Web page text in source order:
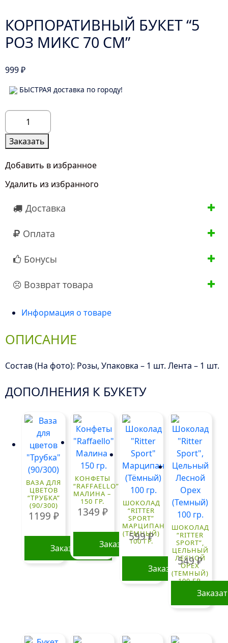
КОРПОРАТИВНЫЙ БУКЕТ “5
РОЗ МИКС 70 СМ”
999₽
БЫСТРАЯ доставка по городу!
Количество
товара
Корпоративный
букет
"5
Микс
см"
Заказать
Добавить в избранное
Удалить из избранного
Доставка
Оплата
Бонусы
Возврат товара
Информация о товаре
ОПИСАНИЕ
Состав (На фото): Розы, Упаковка – 1 шт. Лента – 1 шт.
ДОПОЛНЕНИЯ К БУКЕТУ
ВАЗА ДЛЯ
ЦВЕТОВ
“ТРУБКА”
(90/300)
1199 ₽
Заказать
КОНФЕТЫ
“RAFFAELLO”
МАЛИНА –
150 ГР.
1349 ₽
Заказать
ШОКОЛАД
“RITTER
SPORT”
МАРЦИПАН
(ТЁМНЫЙ)
100 ГР.
599₽
Заказать
ШОКОЛАД
“RITTER
SPORT”,
ЦЕЛЬНЫЙ
ЛЕСНОЙ
ОРЕХ
(ТЕМНЫЙ)
100 ГР.
549₽